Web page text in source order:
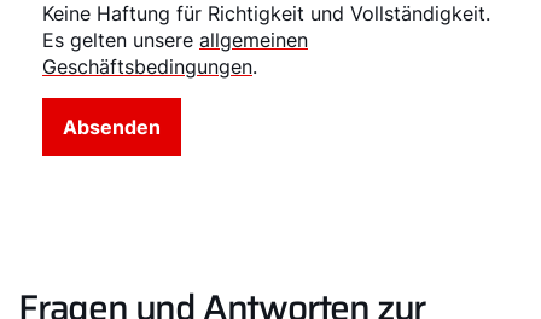
Keine Haftung für Richtigkeit und Vollständigkeit.
Es gelten unsere allgemeinen
Geschäftsbedingungen.
Fragen und Antworten zur